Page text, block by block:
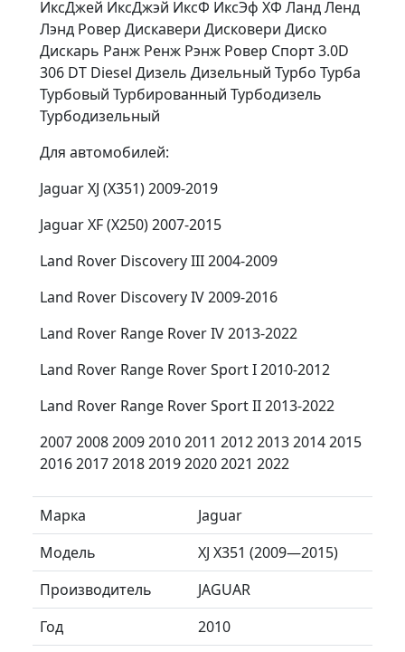
ИксДжей ИксДжэй ИксФ ИксЭф ХФ Ланд Ленд
Лэнд Ровер Дискавери Дисковери Диско
Дискарь Ранж Ренж Рэнж Ровер Спорт 3.0D
306 DT Diesel Дизель Дизельный Турбо Турба
Турбовый Турбированный Турбодизель
Турбодизельный
Для автомобилей:
Jaguar XJ (X351) 2009-2019
Jaguar XF (X250) 2007-2015
Land Rover Discovery III 2004-2009
Land Rover Discovery IV 2009-2016
Land Rover Range Rover IV 2013-2022
Land Rover Range Rover Sport I 2010-2012
Land Rover Range Rover Sport II 2013-2022
2007 2008 2009 2010 2011 2012 2013 2014 2015
2016 2017 2018 2019 2020 2021 2022
Марка
Jaguar
Модель
XJ X351 (2009—2015)
Производитель
JAGUAR
Год
2010